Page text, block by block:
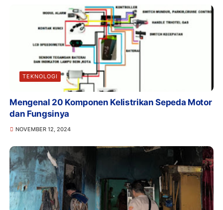
TEKNOLOGI
Mengenal 20 Komponen Kelistrikan Sepeda Motor
dan Fungsinya
NOVEMBER 12, 2024